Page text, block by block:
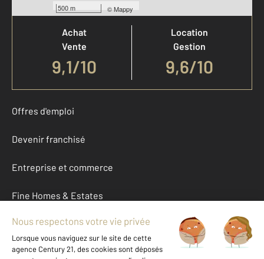
500 m ©Mappy
Votre agence est notée
Achat
Vente
9,1/10
Location
Gestion
9,6/10
Offres d'emploi
Devenir franchisé
Entreprise et commerce
Fine Homes & Estates
À propos
International